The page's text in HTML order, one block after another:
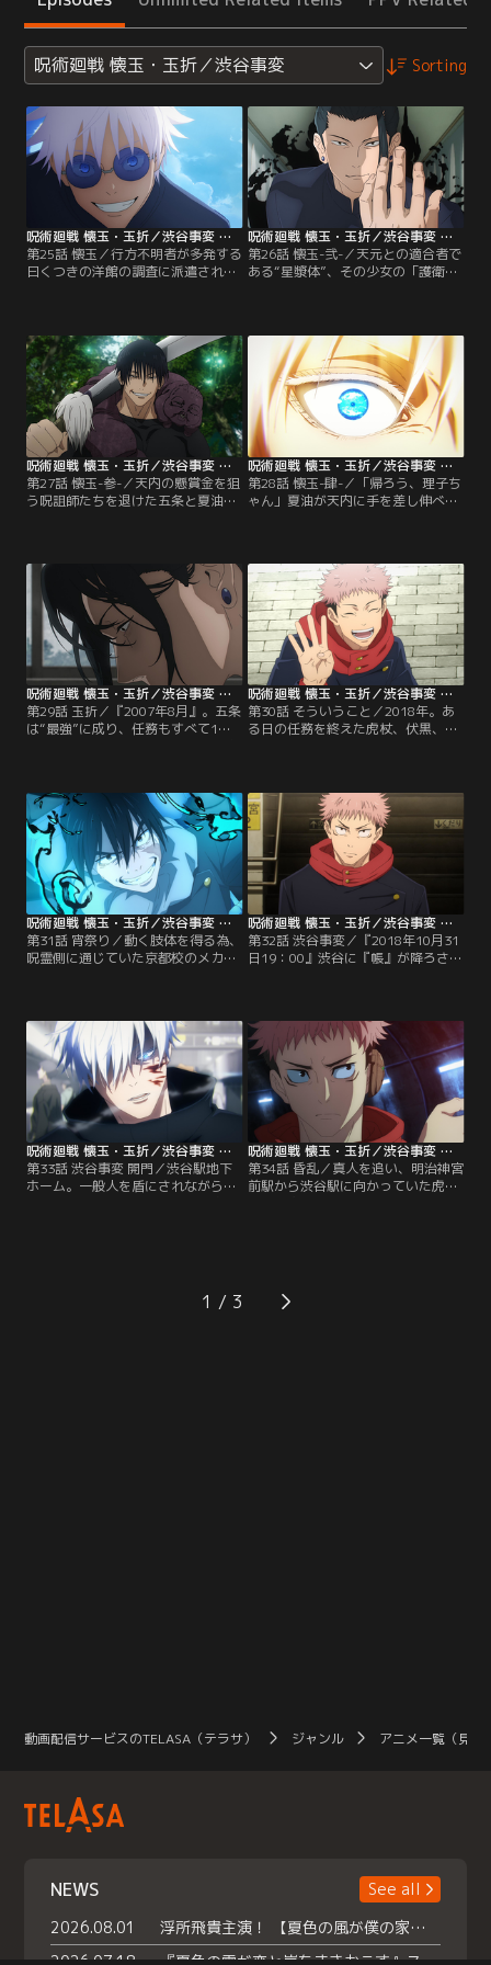
呪術廻戦 懐玉・玉折／渋谷事変 Sorting
呪術廻戦 懐玉・玉折／渋谷事変 第25話
第25話 懐玉／行方不明者が多発する
曰くつきの洋館の調査に派遣された
建物が崩れ始めてしまう。宙に放り
出されたその瞬間、目の前に現れた
のは--。2006年。最強の2人の、も
う戻れない青い春が始まる。【提
供：バンダイチャンネル】
呪術廻戦 懐玉・玉折／渋谷事変 第26話
第26話 懐玉-弐-／天元との適合者で
ある“星漿体”、その少女の「護衛」
元を崇拝する宗教団体、盤星教。ホ
テルでの急襲を退けた五条と夏油は
天内の意向で、使用人の黒井と合流
し、天内の学校へ向かうことに。そ
して、新たな刺客の存在が明らかに
なる--。【提供：バンダイチャンネ
ル】
呪術廻戦 懐玉・玉折／渋谷事変 第27話
第27話 懐玉-参-／天内の懸賞金を狙
う呪詛師たちを退けた五条と夏油、
とも考慮し、天内を高専へ連れ帰ろ
うとする五条。しかし、天内は自ら
も取引に行くと啖呵を切り、五条・
夏油と共に取引の指定場所へ向かう
ことに--。【提供：バンダイチャン
ネル】
呪術廻戦 懐玉・玉折／渋谷事変 第28話
第28話 懐玉-肆-／「帰ろう、理子ち
ゃん」夏油が天内に手を差し伸べた
こう告げる。「五条悟は俺が殺し
た」激昂した夏油は呪霊を召喚し、
甚爾に畳みかけるが--。【提供：バ
ンダイチャンネル】
呪術廻戦 懐玉・玉折／渋谷事変 第29話
第29話 玉折／『2007年8月』。五条
は“最強”に成り、任務もすべて1人
祓い、取り込む。誰のために？そし
てある日、夏油の前にある人物が現
れる。五条を“最強”の呪術師に、夏
油を“最悪”の呪詛師に至らしめた在
りし日の事件、その結末とは--！？
【提供：バンダイチャンネル】
呪術廻戦 懐玉・玉折／渋谷事変 第30話
第30話 そういうこと／2018年。あ
る日の任務を終えた虎杖、伏黒、釘
人伊地知の車で帰路に着く伏黒。虎
杖と別れ、買い物を終えた釘崎はあ
る女性に話しかけられる。「さっ
き、虎杖くんと一緒にいませんでし
た？」唐突な質問に驚く釘崎…。
【提供：バンダイチャンネル】
呪術廻戦 懐玉・玉折／渋谷事変 第31話
第31話 宵祭り／動く肢体を得る為、
呪霊側に通じていた京都校のメカ丸
メカ丸絶対形態（モード・アブソリ
ュート）に乗り込み応戦する。全て
を視てきた与はこれまでに縛られて
いた年月で得た呪力の全てをぶつけ
る。果たして与は死地を脱し…。
【提供：バンダイチャンネル】
呪術廻戦 懐玉・玉折／渋谷事変 第32話
第32話 渋谷事変／『2018年10月31
日19：00』渋谷に『帳』が降ろされ
が、被害を最小限に抑えるため、五
条が単独で渋谷駅地下ホームへ。そ
こで五条は、漏瑚、花御、脹相と相
対する。一方、冥冥と同行していた
虎杖は人語を解する呪霊と遭遇。
【提供：バンダイチャンネル】
呪術廻戦 懐玉・玉折／渋谷事変 第33話
第33話 渋谷事変 開門／渋谷駅地下
ホーム。一般人を盾にされながら
に五条を削ろうとする漏瑚達だった
が、五条はある秘策に出る--。【提
呪術廻戦 懐玉・玉折／渋谷事変 第34話
第34話 昏乱／真人を追い、明治神宮
前駅から渋谷駅に向かっていた虎杖
況を飲み込み、五条の封印を全ての
術師に伝え、五条奪還の為に動き出
1
動画配信サービスのTELASA（テラサ） ジャンル アニメ一覧（見放
NEWS
See all
2026.08.01
浮所飛貴主演！ 【夏色の風が僕の家にやってきた】 本日よりテラサで独占配信スタート！